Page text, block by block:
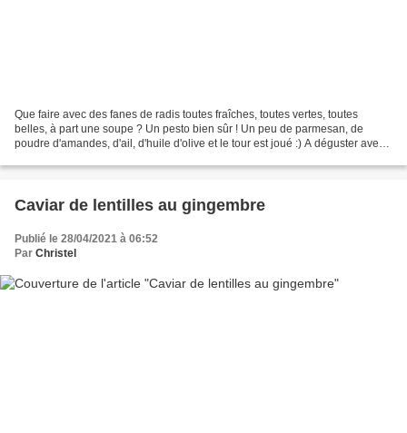
Que faire avec des fanes de radis toutes fraîches, toutes vertes, toutes
belles, à part une soupe ? Un pesto bien sûr ! Un peu de parmesan, de
poudre d'amandes, d'ail, d'huile d'olive et le tour est joué :) A déguster avec
Caviar de lentilles au gingembre
Publié le 28/04/2021 à 06:52
Par Christel